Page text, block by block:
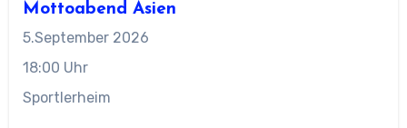
Mottoabend Asien
5.September 2026
18:00 Uhr
Sportlerheim